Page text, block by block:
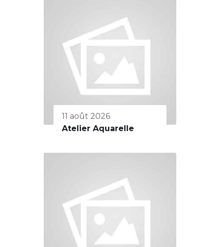
11 août 2026
Atelier Aquarelle